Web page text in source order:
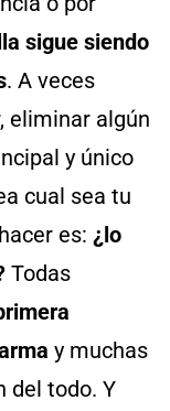
sigue siendo
. A veces
eliminar algún
y único
cual sea tu
es: ¿lo
Todas
y muchas
del todo. Y